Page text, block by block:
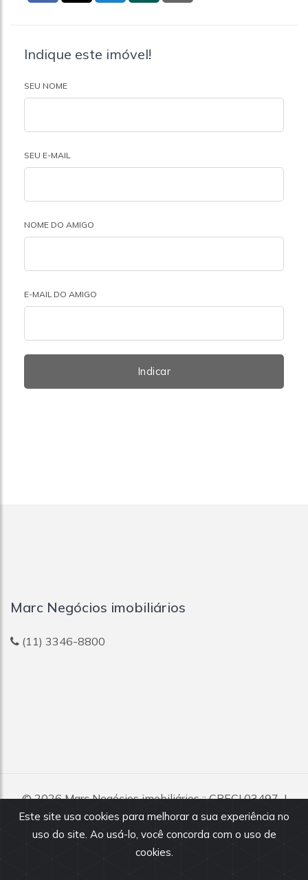
Indique este imóvel!
SEU NOME
SEU E-MAIL
NOME DO AMIGO
E-MAIL DO AMIGO
Indicar
Este site usa cookies para melhorar a sua experiência no
uso do site. Ao usá-lo, você concorda com o uso de
cookies.
Marc Negócios imobiliários
(11) 3346-8800
© 2026Marc Negócios imobiliários:: CRECI 03497-J
Todos os direitos reservados.
Todas as informações e valores exibidos neste portal são
fornecidos pelos proprietários dos imóveis, podendo sofrer